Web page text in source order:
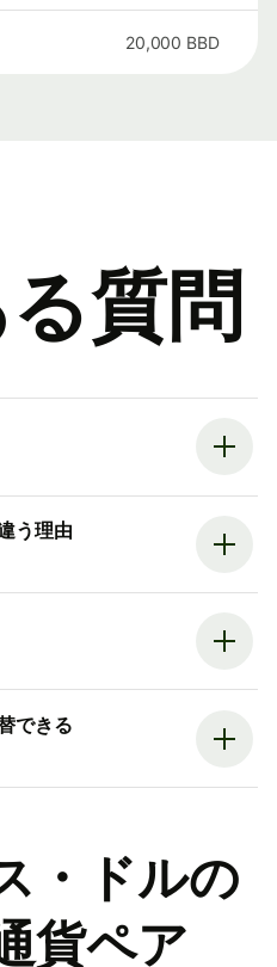
20,000 BBD
質問
う理由
できる
・ドルの
貨ペア